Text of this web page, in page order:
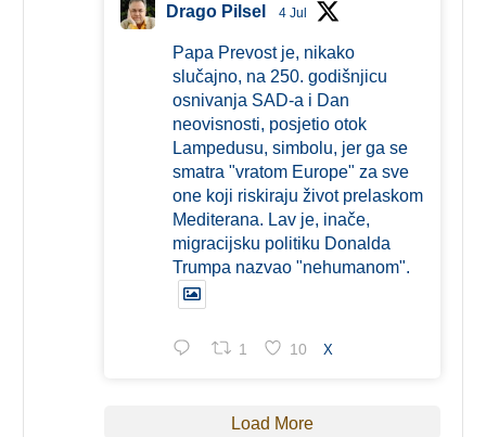
Drago Pilsel 4 Jul
Papa Prevost je, nikako
slučajno, na 250. godišnjicu
osnivanja SAD-a i Dan
neovisnosti, posjetio otok
Lampedusu, simbolu, jer ga se
smatra "vratom Europe" za sve
one koji riskiraju život prelaskom
Mediterana. Lav je, inače,
migracijsku politiku Donalda
Trumpa nazvao "nehumanom".
1 10 X
Load More